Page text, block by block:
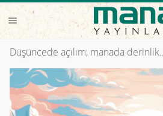
Düşüncede açılım, manada